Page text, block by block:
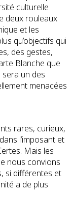
culturelle
deux rouleaux
et les
qu’objectifs qui
des gestes,
Blanche que
un des
menacées
rares, curieux,
l’imposant et
Mais les
nous convions
si différentes et
a de plus